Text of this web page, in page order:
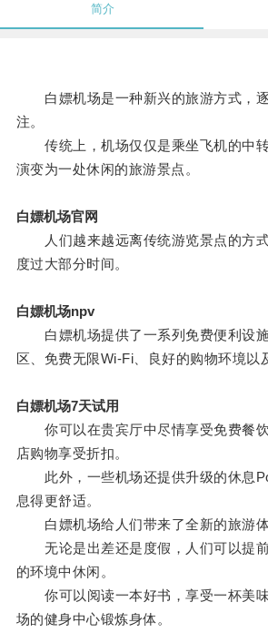
简介
白嫖机场是一种新兴的旅游方式，逐
注。
传统上，机场仅仅是乘坐飞机的中转
演变为一处休闲的旅游景点。
白嫖机场官网
人们越来越远离传统游览景点的方式
度过大部分时间。
白嫖机场npv
白嫖机场提供了一系列免费便利设施
区、免费无限Wi-Fi、良好的购物环境以
白嫖机场7天试用
你可以在贵宾厅中尽情享受免费餐
店购物享受折扣。
此外，一些机场还提供升级的休息
息得更舒适。
白嫖机场给人们带来了全新的旅游体
无论是出差还是度假，人们可以提
的环境中休闲。
你可以阅读一本好书，享受一杯美
场的健身中心锻炼身体。